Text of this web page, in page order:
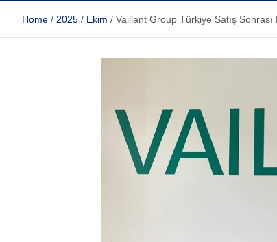
Home 2025 Ekim Vaillant Group Türkiye Satış